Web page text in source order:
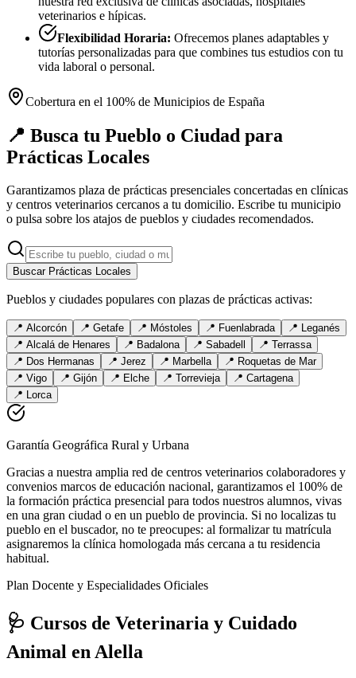
veterinarios e hípicas.
Flexibilidad Horaria: Ofrecemos planes adaptables y
tutorías personalizadas para que combines tus estudios con tu
vida laboral o personal.
Cobertura en el 100% de Municipios de España
📍 Busca tu Pueblo o Ciudad para
Prácticas Locales
Garantizamos plaza de prácticas presenciales concertadas en clínicas
y centros veterinarios cercanos a tu domicilio. Escribe tu municipio
o pulsa sobre los atajos de pueblos y ciudades recomendados.
Buscar Prácticas Locales
Pueblos y ciudades populares con plazas de prácticas activas:
📍 Alcorcón 📍 Getafe 📍 Móstoles 📍 Fuenlabrada 📍 Leganés
📍 Alcalá de Henares 📍 Badalona 📍 Sabadell 📍 Terrassa
📍 Dos Hermanas 📍 Jerez 📍 Marbella 📍 Roquetas de Mar
📍 Vigo 📍 Gijón 📍 Elche 📍 Torrevieja 📍 Cartagena
📍 Lorca
Garantía Geográfica Rural y Urbana
Gracias a nuestra amplia red de centros veterinarios colaboradores y
convenios marcos de educación nacional, garantizamos el 100% de
la formación práctica presencial para todos nuestros alumnos, vivas
en una gran ciudad o en un pueblo de provincia. Si no localizas tu
pueblo en el buscador, no te preocupes: al formalizar tu matrícula
asignaremos la clínica homologada más cercana a tu residencia
habitual.
Plan Docente y Especialidades Oficiales
🩺 Cursos de Veterinaria y Cuidado
Animal en Alella